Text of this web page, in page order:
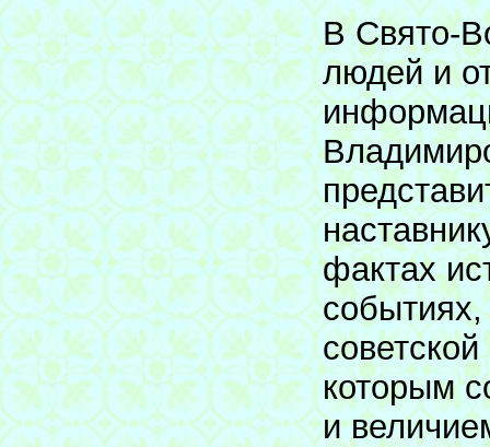
В Свято-
людей и
фактах
событиях,
которым
и